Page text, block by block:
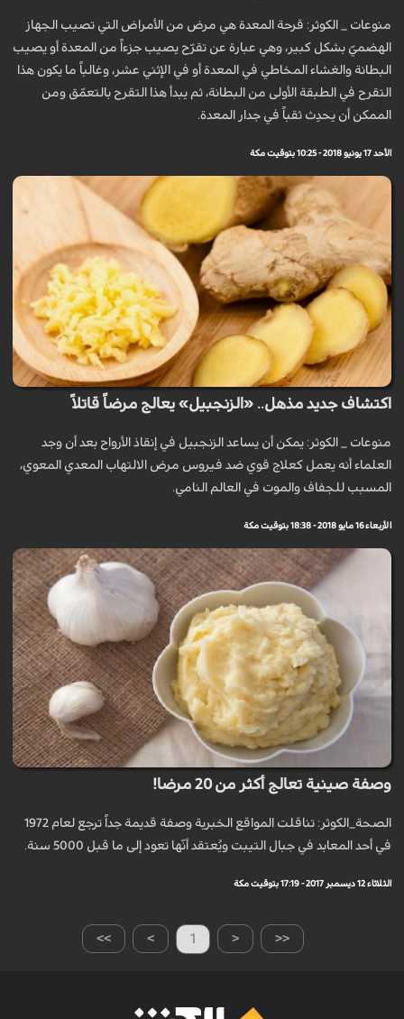
منوعات _ الكوثر: قرحة ​المعدة​ هي مرض من ​الأمراض​ التي تصيب ​الجهاز
الهضمي​ّ بشكل كبير، وهي عبارة عن تقرّح يصيب جزءاً من المعدة أو يصيب
البطانة والغشاء المخاطي في المعدة أو في الإثني عشر، وغالباً ما يكون هذا
التقرح في الطبقة الأولى من البطانة، ثم يبدأ هذا التقرح بالتعمّق ومن
الممكن أن يحدِث ثقباً في جدار المعدة.
الأحد 17 يونيو 2018 - 10:25 بتوقيت مكة
اكتشاف جديد مذهل.. «الزنجبيل» يعالج مرضاً قاتلاً
منوعات _ الكوثر: يمكن أن يساعد الزنجبيل في إنقاذ الأرواح بعد أن وجد
العلماء أنه يعمل كعلاج قوي ضد فيروس مرض الالتهاب المعدي المعوي،
المسبب للجفاف والموت في العالم النامي.
الأربعاء 16 مايو 2018 - 18:38 بتوقيت مكة
وصفة صينية تعالج أكثر من 20 مرضا!
الصحة_الكوثر: تناقلت المواقع الخبرية وصفة قديمة جداً ترجع لعام 1972
في أحد المعابد في جبال التيبت ويُعتقد أنّها تعود إلى ما قبل 5000 سنة.
الثلاثاء 12 ديسمبر 2017 - 17:19 بتوقيت مكة
>> > 1 < <<